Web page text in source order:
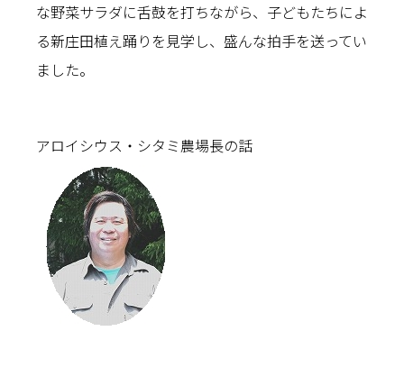
な野菜サラダに舌鼓を打ちながら、子どもたちによ
る新庄田植え踊りを見学し、盛んな拍手を送ってい
ました。
アロイシウス・シタミ農場長の話